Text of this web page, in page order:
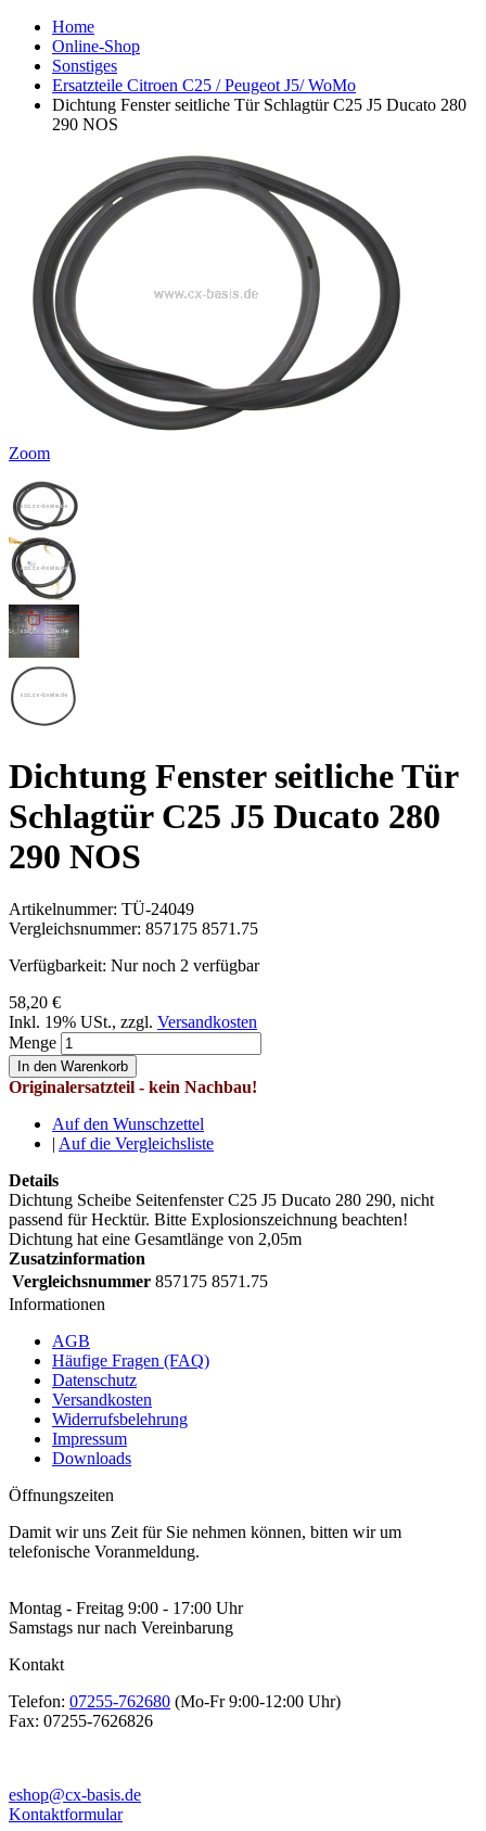
Home
Online-Shop
Sonstiges
Ersatzteile Citroen C25 / Peugeot J5/ WoMo
Dichtung Fenster seitliche Tür Schlagtür C25 J5 Ducato 280
290 NOS
Zoom
Dichtung Fenster seitliche Tür
Schlagtür C25 J5 Ducato 280
290 NOS
Artikelnummer: TÜ-24049
Vergleichsnummer: 857175 8571.75
Verfügbarkeit: Nur noch 2 verfügbar
58,20 €
Inkl. 19% USt., zzgl. Versandkosten
Menge
In den Warenkorb
Originalersatzteil - kein Nachbau!
Auf den Wunschzettel
| Auf die Vergleichsliste
Details
Dichtung Scheibe Seitenfenster C25 J5 Ducato 280 290, nicht
passend für Hecktür. Bitte Explosionszeichnung beachten!
Dichtung hat eine Gesamtlänge von 2,05m
Zusatzinformation
Vergleichsnummer 857175 8571.75
Informationen
AGB
Häufige Fragen (FAQ)
Datenschutz
Versandkosten
Widerrufsbelehrung
Impressum
Downloads
Öffnungszeiten
Damit wir uns Zeit für Sie nehmen können, bitten wir um
telefonische Voranmeldung.
Montag - Freitag 9:00 - 17:00 Uhr
Samstags nur nach Vereinbarung
Kontakt
Telefon: 07255-762680 (Mo-Fr 9:00-12:00 Uhr)
Fax: 07255-7626826
eshop@cx-basis.de
Kontaktformular